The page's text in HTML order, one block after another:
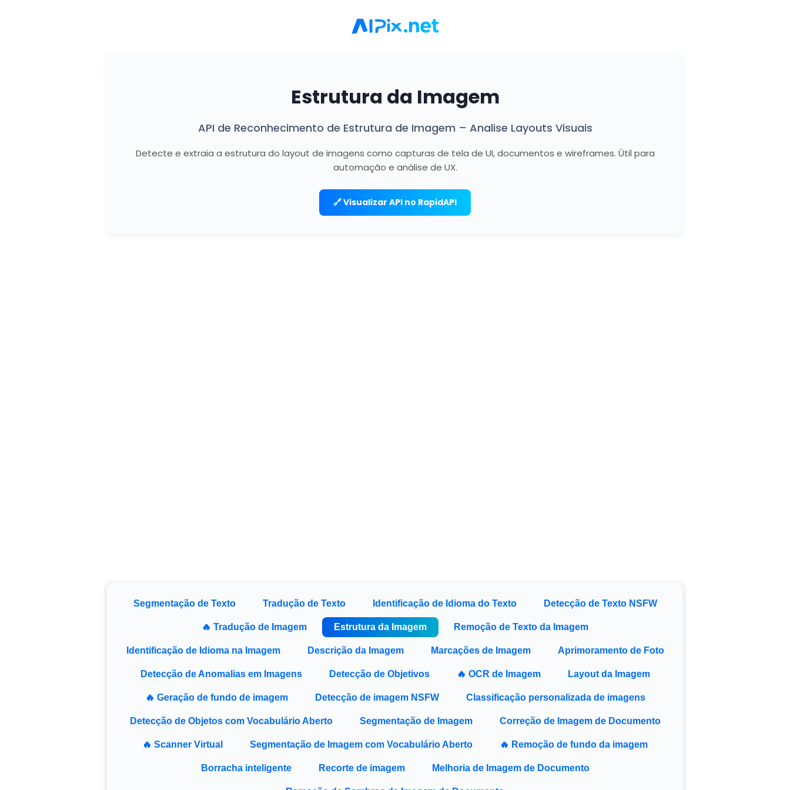
Estrutura da Imagem
API de Reconhecimento de Estrutura de Imagem – Analise Layouts Visuais
Detecte e extraia a estrutura do layout de imagens como capturas de tela de UI, documentos e wireframes. Útil para
automação e análise de UX.
🔗 Visualizar API no RapidAPI
Segmentação de Texto Tradução de Texto Identificação de Idioma do Texto Detecção de Texto NSFW
🔥 Tradução de Imagem Estrutura da Imagem Remoção de Texto da Imagem
Identificação de Idioma na Imagem Descrição da Imagem Marcações de Imagem Aprimoramento de Foto
Detecção de Anomalias em Imagens Detecção de Objetivos 🔥 OCR de Imagem Layout da Imagem
🔥 Geração de fundo de imagem Detecção de imagem NSFW Classificação personalizada de imagens
Detecção de Objetos com Vocabulário Aberto Segmentação de Imagem Correção de Imagem de Documento
🔥 Scanner Virtual Segmentação de Imagem com Vocabulário Aberto 🔥 Remoção de fundo da imagem
Borracha inteligente Recorte de imagem Melhoria de Imagem de Documento